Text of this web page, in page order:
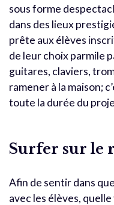
sous forme
dans des lieux
prête aux élèves
de leur choix parmile
guitares, claviers,
ramener à la maison;
toute la durée du
Surfer sur le
Afin de sentir dans
avec les élèves,